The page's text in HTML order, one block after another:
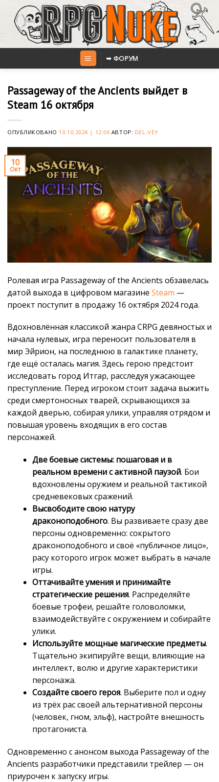
content
➥ ФОРУМ
Passageway of the Ancients выйдет в
Steam 16 октября
ОПУБЛИКОВАНО 10.10.2024 | 12:06 АВТОР: DEL-VEY
10
Окт
Ролевая игра Passageway of the Ancients обзавелась
датой выхода в цифровом магазине Steam —
проект поступит в продажу 16 октября 2024 года.
Вдохновлённая классикой жанра CRPG девяностых и
начала нулевых, игра переносит пользователя в
мир Эйрион, на последнюю в галактике планету,
где ещё осталась магия. Здесь герою предстоит
исследовать город Итгар, расследуя ужасающее
преступление. Перед игроком стоит задача выжить
среди смертоносных тварей, скрывающихся за
каждой дверью, собирая улики, управляя отрядом и
повышая уровень входящих в его состав
персонажей.
Две боевые системы: пошаговая и в
реальном времени с активной паузой. Бои
вдохновлены оружием и реальной тактикой
средневековых сражений.
Высвободите свою натуру
драконоподобного. Вы развиваете сразу две
персоны одновременно: сокрытого
драконоподобного и своё «публичное лицо»,
расу которого игрок может выбрать в начале
игры.
Оттачивайте умения и принимайте
стратегические решения. Распределяйте
боевые трофеи, решайте головоломки,
взаимодействуйте с окружением и собирайте
улики.
Используйте мощные магические предметы.
Тщательно экипируйте вещи, влияющие на
интеллект, волю и другие характеристики
персонажа.
Создайте своего героя. Выберите пол и одну
из трёх рас своей альтернативной персоны
(человек, гном, эльф), настройте внешность
протагониста.
Одновременно с анонсом выхода Passageway of the
Ancients разработчики представили трейлер — он
приурочен к запуску игры.